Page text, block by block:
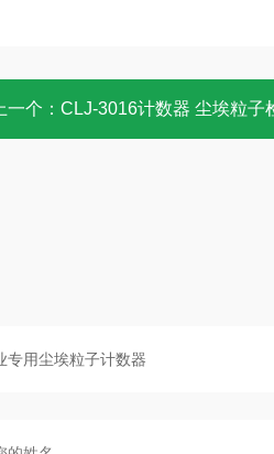
一个： CLJ-3016计数器 尘埃粒子